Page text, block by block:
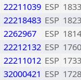
22211039 ESP 1833
22218483 ESP 1823
2262967 ESP 1814
22212132 ESP 1760
22211012 ESP 1733
32000421 ESP 1728